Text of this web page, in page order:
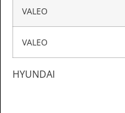
VALEO
VALEO
HYUNDAI